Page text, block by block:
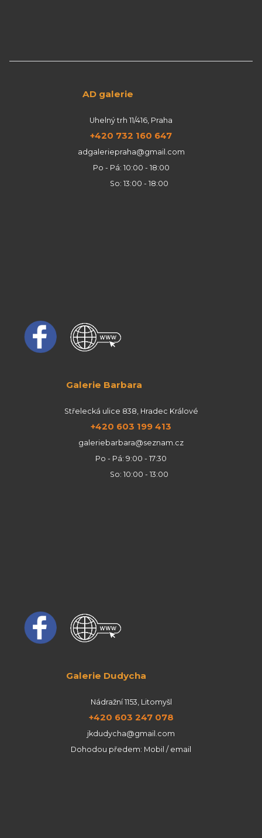
AD galerie
Uhelný trh 11/416, Praha
+420 732 160 647
adgaleriepraha@gmail.com
Po - Pá: 10:00 - 18:00
So: 13:00 - 18:00
Galerie Barbara
Střelecká ulice 838, Hradec Králové
+420 603 199 413
galeriebarbara@seznam.cz
Po - Pá: 9:00 - 17:30
So: 10:00 - 13:00
Galerie Dudycha
Nádražní 1153, Litomyšl
+420 603 247 078
jkdudycha@gmail.com
Dohodou předem: Mobil / email